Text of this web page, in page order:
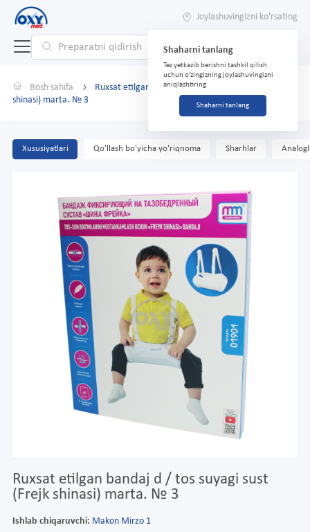
Joylashuvingizni ko'rsating
Shaharni tanlang
Tez yetkazib berishni tashkil qilish
uchun o'zingizning joylashuvingizni
aniqlashtiring
Shaharni tanlang
Bosh sahifa
Ruxsat etilgan bandaj d / tos suyagi sust (Frejk
shinasi) marta. № 3
Xususiyatlari Qo'llash bo'yicha yo'riqnoma Sharhlar
Ruxsat etilgan bandaj d / tos suyagi sust
(Frejk shinasi) marta. № 3
Ishlab chiqaruvchi: Makon Mirzo 1